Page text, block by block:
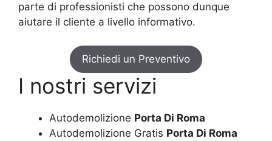
parte di professionisti che possono dunque
aiutare il cliente a livello informativo.
Richiedi un Preventivo
I nostri servizi
Autodemolizione Porta Di Roma
Autodemolizione Gratis Porta Di Roma